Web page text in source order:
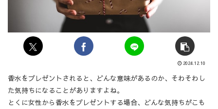
2024.12.10
香水をプレゼントされると、どんな意味があるのか、そわそわし
た気持ちになることがありますよね。
とくに女性から香水をプレゼントする場合、どんな気持ちがこも